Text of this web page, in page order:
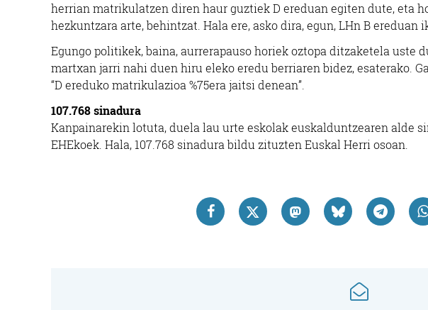
herrian matrikulatzen diren haur guztiek D ereduan egiten dute, eta
hezkuntzara arte, behintzat. Hala ere, asko dira, egun, LHn B ereduan
Egungo politikek, baina, aurrerapauso horiek oztopa ditzaketela uste
martxan jarri nahi duen hiru eleko eredu berriaren bidez, esaterako.
“D ereduko matrikulazioa %75era jaitsi denean”.
107.768 sinadura
Kanpainarekin lotuta, duela lau urte eskolak euskalduntzearen alde
EHEkoek. Hala, 107.768 sinadura bildu zituzten Euskal Herri osoan.
DE CYNE REYNA